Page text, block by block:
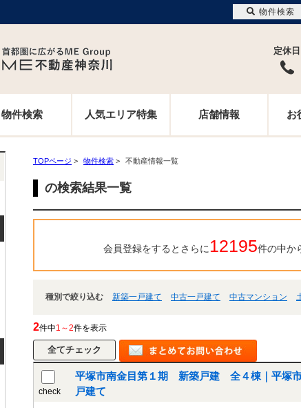
定休
物件検索 人気エリア特集 店舗情報 お
TOPページ > 物件検索 > 不動産情報一覧
の検索結果一覧
会員登録をするとさらに 12195件の中か
種別で絞り込む 新築一戸建て 中古一戸建て 中古マンション
2件中1～2件を表示
check
平塚市南金目第１期 新築戸建 全４棟｜平塚
戸建て
物件検索